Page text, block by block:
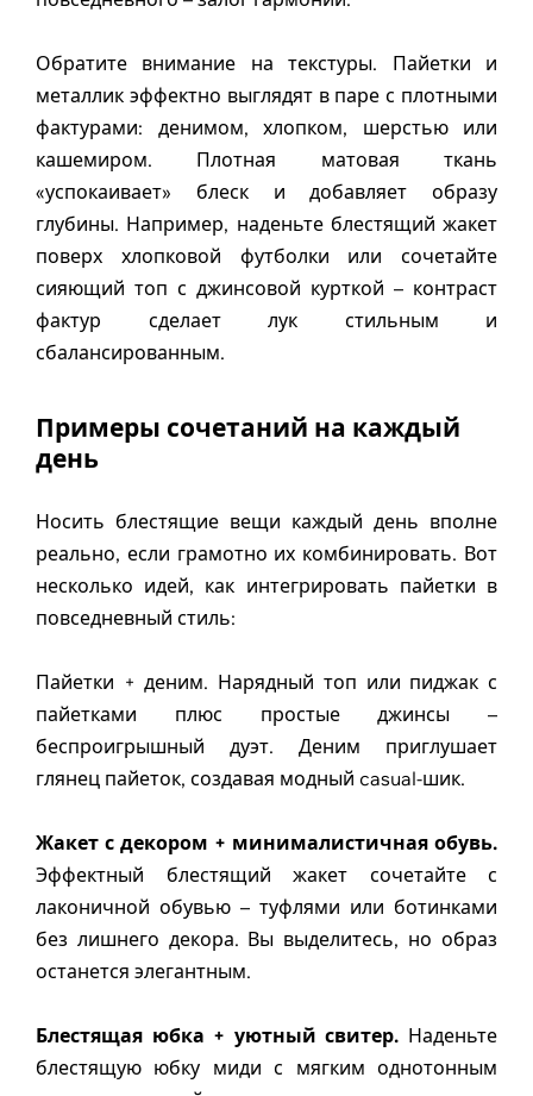
Обратите внимание на текстуры. Пайетки и
металлик эффектно выглядят в паре с плотными
фактурами: денимом, хлопком, шерстью или
кашемиром. Плотная матовая ткань
«успокаивает» блеск и добавляет образу
глубины. Например, наденьте блестящий жакет
поверх хлопковой футболки или сочетайте
сияющий топ с джинсовой курткой – контраст
фактур сделает лук стильным и
сбалансированным.
Примеры сочетаний на каждый
день
Носить блестящие вещи каждый день вполне
реально, если грамотно их комбинировать. Вот
несколько идей, как интегрировать пайетки в
повседневный стиль:
Пайетки + деним. Нарядный топ или пиджак с
пайетками плюс простые джинсы –
беспроигрышный дуэт. Деним приглушает
глянец пайеток, создавая модный casual-шик.
Жакет с декором + минималистичная обувь.
Эффектный блестящий жакет сочетайте с
лаконичной обувью – туфлями или ботинками
без лишнего декора. Вы выделитесь, но образ
останется элегантным.
Блестящая юбка + уютный свитер. Наденьте
блестящую юбку миди с мягким однотонным